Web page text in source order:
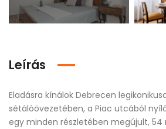
Leírás
Eladásra kínálok Debrecen
sétálóövezetében, a Piac utcából
egy minden részletében megújult, 54